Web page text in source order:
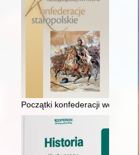
pw. św. Floriana w Pleszewie
Początki konfederacji wojska